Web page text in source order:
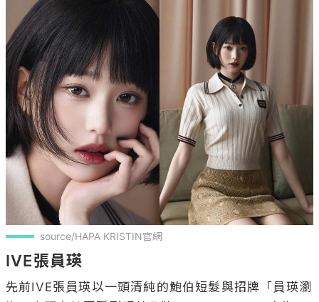
source/HAPA KRISTIN官網
IVE張員瑛
先前IVE張員瑛以一頭清純的鮑伯短髮與招牌「員瑛瀏